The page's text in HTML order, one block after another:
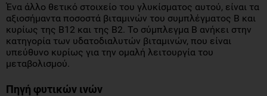
Ένα άλλο θετικό στοιχείο του γλυκίσματος αυτού, είναι τα
αξιοσήμαντα ποσοστά βιταμινών του συμπλέγματος Β και
κυρίως της Β12 και της Β2. Το σύμπλεγμα Β ανήκει στην
κατηγορία των υδατοδιαλυτών βιταμινών, που είναι
υπεύθυνο κυρίως για την ομαλή λειτουργία του
μεταβολισμού.
Πηγή φυτικών ινών